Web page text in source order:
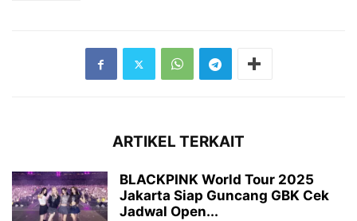
ARTIKEL TERKAIT
BLACKPINK World Tour 2025
Jakarta Siap Guncang GBK Cek
Jadwal Open...